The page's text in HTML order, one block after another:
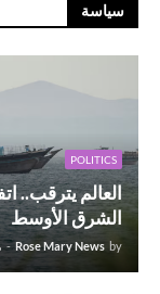
سياسة
POLITICS
العالم يترقب..
الشرق الأوسط
by
Rose Mary News
-